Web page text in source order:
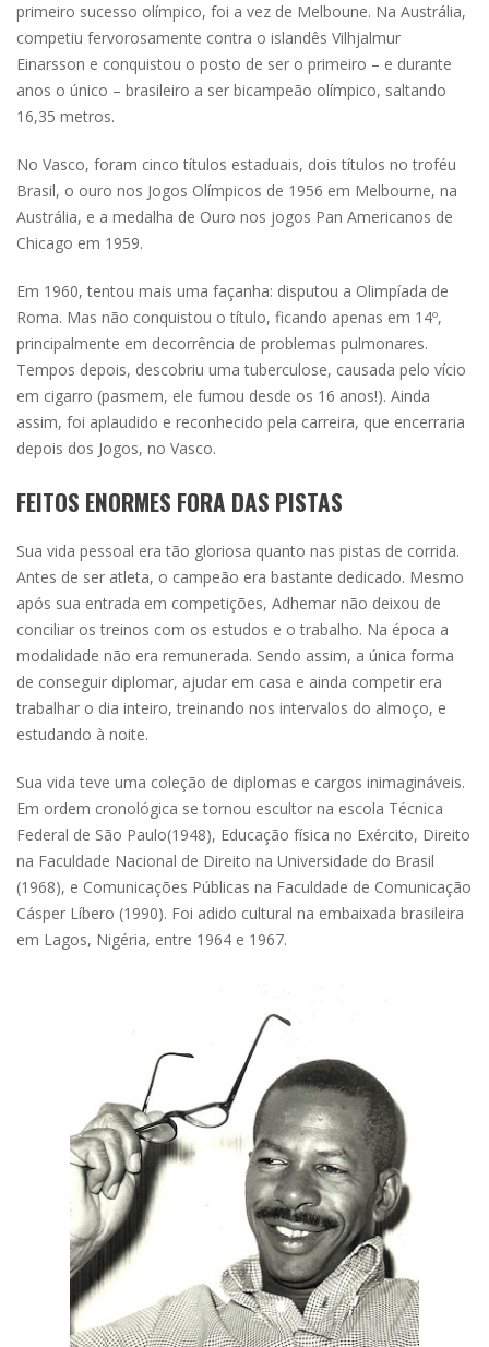
primeiro sucesso olímpico, foi a vez de Melboune. Na Austrália,
competiu fervorosamente contra o islandês Vilhjalmur
Einarsson e conquistou o posto de ser o primeiro – e durante
anos o único – brasileiro a ser bicampeão olímpico, saltando
16,35 metros.
No Vasco, foram cinco títulos estaduais, dois títulos no troféu
Brasil, o ouro nos Jogos Olímpicos de 1956 em Melbourne, na
Austrália, e a medalha de Ouro nos jogos Pan Americanos de
Chicago em 1959.
Em 1960, tentou mais uma façanha: disputou a Olimpíada de
Roma. Mas não conquistou o título, ficando apenas em 14º,
principalmente em decorrência de problemas pulmonares.
Tempos depois, descobriu uma tuberculose, causada pelo vício
em cigarro (pasmem, ele fumou desde os 16 anos!). Ainda
assim, foi aplaudido e reconhecido pela carreira, que encerraria
depois dos Jogos, no Vasco.
FEITOS ENORMES FORA DAS PISTAS
Sua vida pessoal era tão gloriosa quanto nas pistas de corrida.
Antes de ser atleta, o campeão era bastante dedicado. Mesmo
após sua entrada em competições, Adhemar não deixou de
conciliar os treinos com os estudos e o trabalho. Na época a
modalidade não era remunerada. Sendo assim, a única forma
de conseguir diplomar, ajudar em casa e ainda competir era
trabalhar o dia inteiro, treinando nos intervalos do almoço, e
estudando à noite.
Sua vida teve uma coleção de diplomas e cargos inimagináveis.
Em ordem cronológica se tornou escultor na escola Técnica
Federal de São Paulo(1948), Educação física no Exército, Direito
na Faculdade Nacional de Direito na Universidade do Brasil
(1968), e Comunicações Públicas na Faculdade de Comunicação
Cásper Líbero (1990). Foi adido cultural na embaixada brasileira
em Lagos, Nigéria, entre 1964 e 1967.